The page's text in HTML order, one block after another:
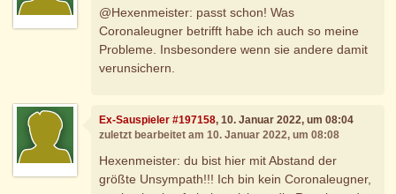
@Hexenmeister: passt schon! Was
Coronaleugner betrifft habe ich auch so meine
Probleme. Insbesondere wenn sie andere damit
verunsichern.
Ex-Sauspieler #197158, 10. Januar 2022, um 08:04
zuletzt bearbeitet am 10. Januar 2022, um 08:08
Hexenmeister: du bist hier mit Abstand der
größte Unsympath!!! Ich bin kein Coronaleugner,